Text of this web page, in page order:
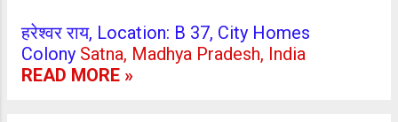
मुकर गइनी काहे सातो बचनवा भोरा के।।
उमेश कुमार राय ग्राम+पोस्ट- जमुआँव
थाना- पिरो जिला- भोजपुर, आरा (बिहार)
हरेश्वर राय, Location: B 37, City Homes
Colony Satna, Madhya Pradesh, India
READ MORE »